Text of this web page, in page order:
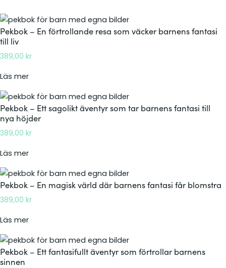
Pekbok – En förtrollande resa som väcker barnens fantasi
till liv
389,00 kr
Läs mer:
e
k
b
o
E
n
f
r
r
Pekbok – Ett sagolikt äventyr som tar barnens fantasi till
nya höjder
389,00 kr
Läs mer:
e
k
b
–
E
Pekbok – En magisk värld där barnens fantasi får blomstra
389,00 kr
Läs mer:
e
k
Pekbok – Ett fantasifullt äventyr som förtrollar barnens
sinnen